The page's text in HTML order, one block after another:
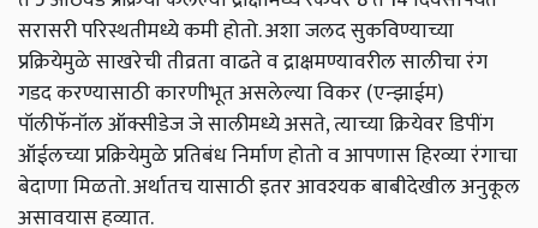
सरासरी परिस्थतीमध्ये कमी होतो. अशा जलद सुकविण्याच्या
प्रक्रियेमुळे साखरेची तीव्रता वाढते व द्राक्षमण्यावरील सालीचा रंग
गडद करण्यासाठी कारणीभूत असलेल्या विकर (एन्झाईम)
पॉलीफॅनॉल ऑक्सीडेज जे सालीमध्ये असते, त्याच्या क्रियेवर डिपींग
ऑईलच्या प्रक्रियेमुळे प्रतिबंध निर्माण होतो व आपणास हिरव्या रंगाचा
बेदाणा मिळतो. अर्थातच यासाठी इतर आवश्यक बाबीदेखील अनुकूल
असावयास हव्यात.